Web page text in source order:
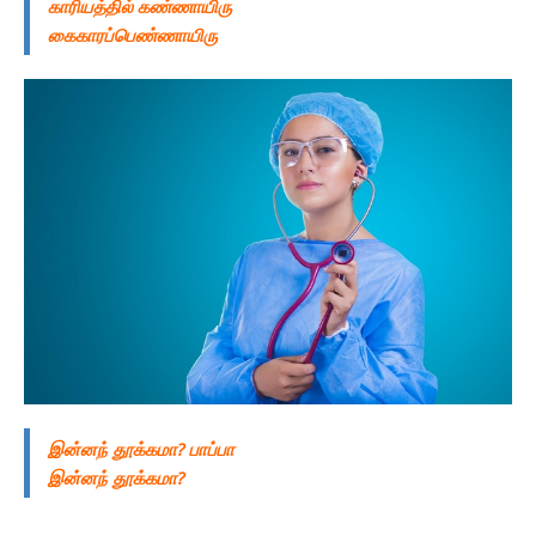
காரியத்தில் கண்ணாயிரு
கைகாரப்பெண்ணாயிரு
இன்னந் தூக்கமா? பாப்பா
இன்னந் தூக்கமா?